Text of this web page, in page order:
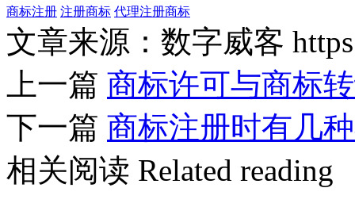
商标注册 注册商标 代理注册商标
文章来源：数字威客
上一篇 商标许可与商标
下一篇 商标注册时有几
相关阅读 Related reading